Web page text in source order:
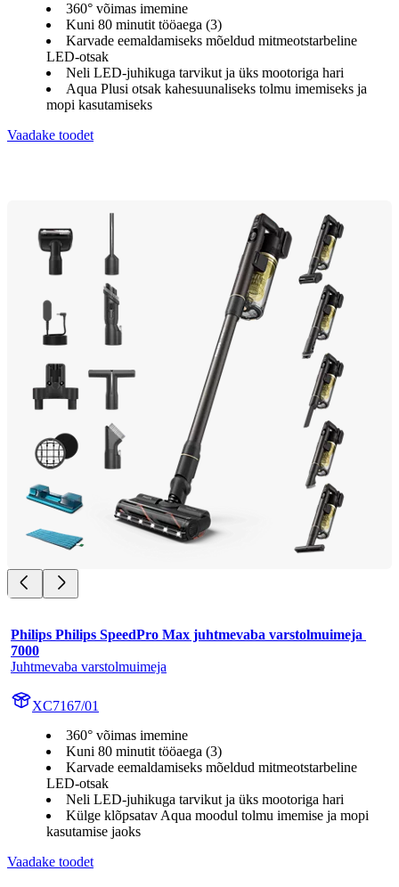
360° võimas imemine
Kuni 80 minutit tööaega (3)
Karvade eemaldamiseks mõeldud mitmeotstarbeline
LED-otsak
Neli LED-juhikuga tarvikut ja üks mootoriga hari
Aqua Plusi otsak kahesuunaliseks tolmu imemiseks ja
mopi kasutamiseks
Vaadake toodet
Philips Philips SpeedPro Max juhtmevaba varstolmuimeja
7000
Juhtmevaba varstolmuimeja
XC7167/01
360° võimas imemine
Kuni 80 minutit tööaega (3)
Karvade eemaldamiseks mõeldud mitmeotstarbeline
LED-otsak
Neli LED-juhikuga tarvikut ja üks mootoriga hari
Külge klõpsatav Aqua moodul tolmu imemise ja mopi
kasutamise jaoks
Vaadake toodet